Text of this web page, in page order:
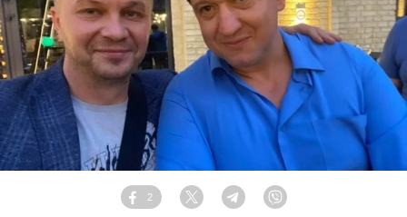
Facebook
2
Twitter TelegramViber